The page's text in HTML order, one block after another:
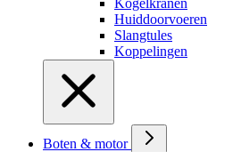
Kogelkranen
Huiddoorvoeren
Slangtules
Koppelingen
Boten & motor